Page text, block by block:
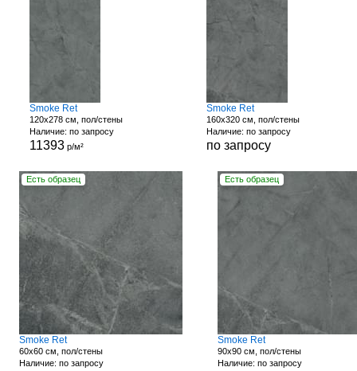
Smoke Ret
120x278 см, пол/стены
Наличие: по запросу
11393 р/м²
Smoke Ret
160x320 см, пол/стены
Наличие: по запросу
по запросу
Есть образец
Smoke Ret
60x60 см, пол/стены
Наличие: по запросу
Есть образец
Smoke Ret
90x90 см, пол/стены
Наличие: по запросу